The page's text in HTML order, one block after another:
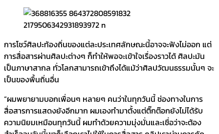
การโชว์ศิลปะท้องถิ่นของแต่ละประเทศลักษณะนี้อาจจะฟังไม่ออก แต่
การสื่อสารผ่านศิลปะต่างๆ ก็ทำให้พอจะเข้าใจเรื่องราวได้ ศิลปะมัน
เป็นภาษาสากล ทั่วโลกสามารถเข้าถึงได้แม้ว่าศิลปวัฒนธรรมนั้นๆ จะ
เป็นของพื้นถิ่นอื่น
“ผมพยายามบอกเพื่อนๆ หลายๆ คนว่าในทุกวันนี้ ช่องทางในการ
สื่อสารการแสดงยังอีกมาก ผมเองทำมาตั้งแต่ติ๊กต๊อกยังไม่ได้รับ
ความนิยมเหมือนทุกวันนี้ ผมทำด้วยความมุ่งมั่นและเชื่อว่าจะต้อง